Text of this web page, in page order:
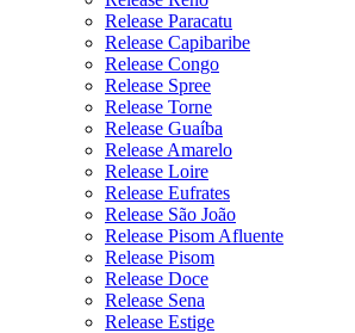
Release Paracatu
Release Capibaribe
Release Congo
Release Spree
Release Torne
Release Guaíba
Release Amarelo
Release Loire
Release Eufrates
Release São João
Release Pisom Afluente
Release Pisom
Release Doce
Release Sena
Release Estige